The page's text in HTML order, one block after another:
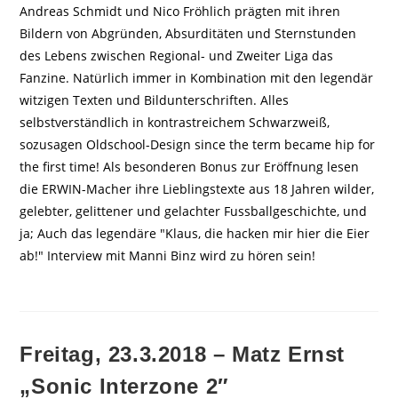
Andreas Schmidt und Nico Fröhlich prägten mit ihren
Bildern von Abgründen, Absurditäten und Sternstunden
des Lebens zwischen Regional- und Zweiter Liga das
Fanzine. Natürlich immer in Kombination mit den legendär
witzigen Texten und Bildunterschriften. Alles
selbstverständlich in kontrastreichem Schwarzweiß,
sozusagen Oldschool-Design since the term became hip for
the first time! Als besonderen Bonus zur Eröffnung lesen
die ERWIN-Macher ihre Lieblingstexte aus 18 Jahren wilder,
gelebter, gelittener und gelachter Fussballgeschichte, und
ja; Auch das legendäre "Klaus, die hacken mir hier die Eier
ab!" Interview mit Manni Binz wird zu hören sein!
Freitag, 23.3.2018 – Matz Ernst
„Sonic Interzone 2″